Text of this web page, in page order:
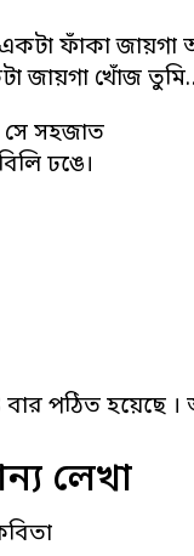
ফাঁকা জায়গা
জায়গা খোঁজ
সে সহজাত
ঢঙে।
বার পঠিত হয়েছে
লেখা